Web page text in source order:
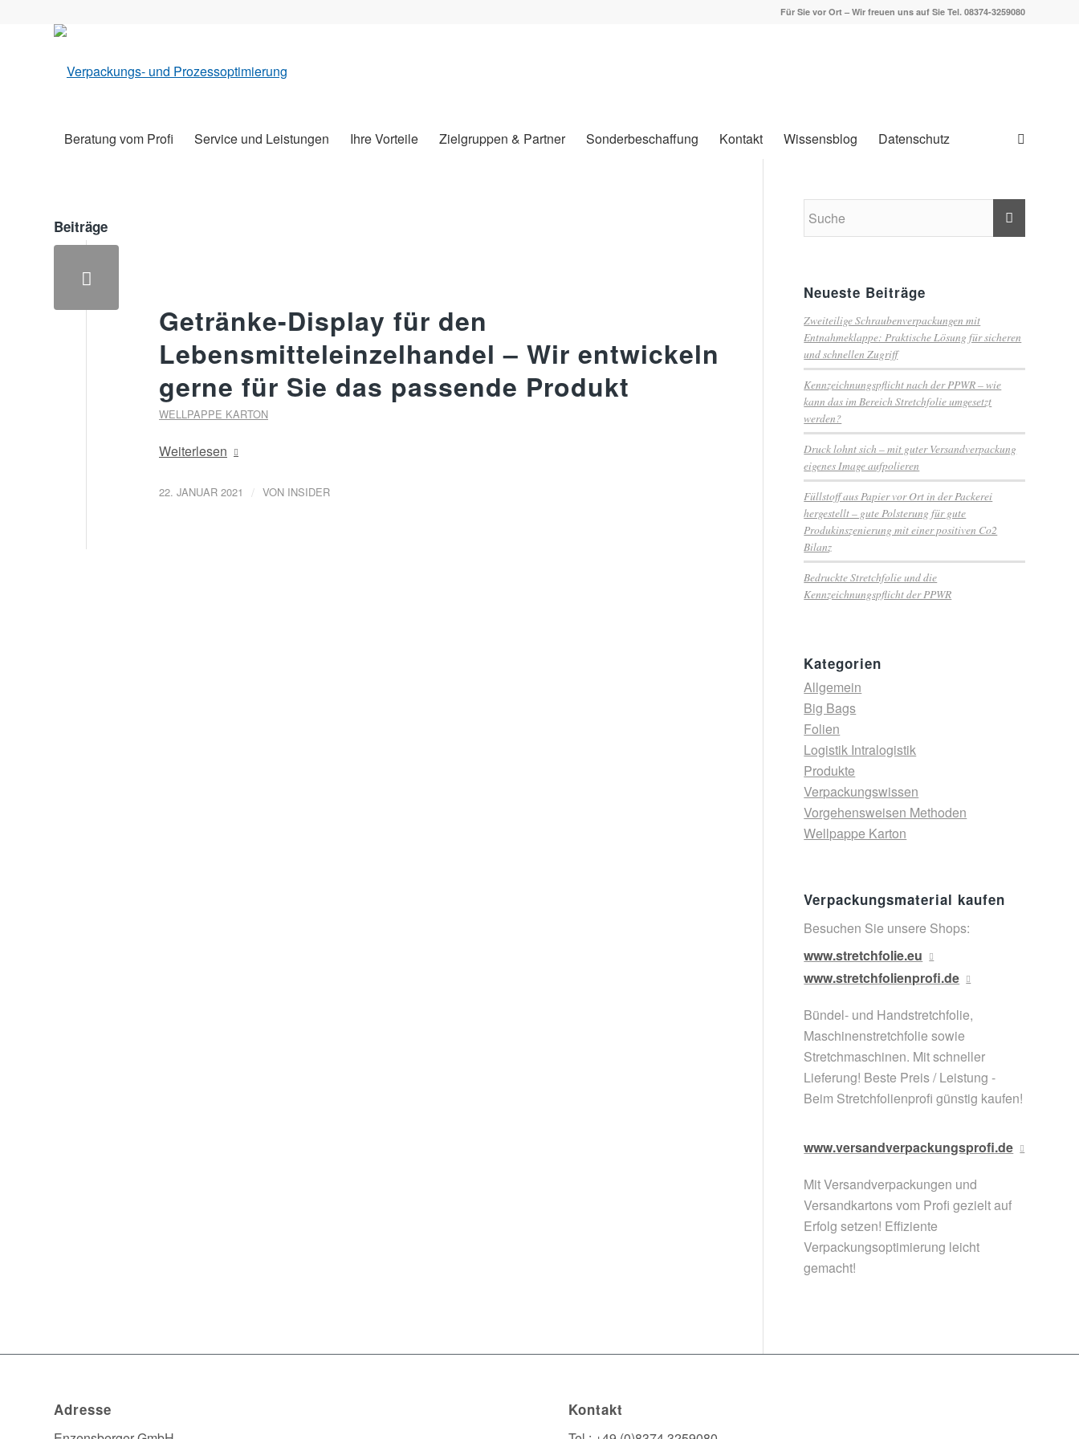
Für Sie vor Ort – Wir freuen uns auf Sie Tel. 08374-3259080
Beratung vom Profi Service und Leistungen Ihre Vorteile Zielgruppen & Partner Sonderbeschaffung Kontakt Wissensblog Datenschutz
Beiträge
Getränke-Display für den
Lebensmitteleinzelhandel – Wir entwickeln
gerne für Sie das passende Produkt
WELLPAPPE KARTON
Weiterlesen
22. JANUAR 2021 / VON INSIDER
Neueste Beiträge
Zweiteilige Schraubenverpackungen mit
Entnahmeklappe: Praktische Lösung für sicheren
und schnellen Zugriff
Kennzeichnungspflicht nach der PPWR – wie
kann das im Bereich Stretchfolie umgesetzt
werden?
Druck lohnt sich – mit guter Versandverpackung
eigenes Image aufpolieren
Füllstoff aus Papier vor Ort in der Packerei
hergestellt – gute Polsterung für gute
Produkinszenierung mit einer positiven Co2
Bilanz
Bedruckte Stretchfolie und die
Kennzeichnungspflicht der PPWR
Kategorien
Allgemein
Big Bags
Folien
Logistik Intralogistik
Produkte
Verpackungswissen
Vorgehensweisen Methoden
Wellpappe Karton
Verpackungsmaterial kaufen
Besuchen Sie unsere Shops:
www.stretchfolie.eu
www.stretchfolienprofi.de
Bündel- und Handstretchfolie,
Maschinenstretchfolie sowie
Stretchmaschinen. Mit schneller
Lieferung! Beste Preis / Leistung -
Beim Stretchfolienprofi günstig kaufen!
www.versandverpackungsprofi.de
Mit Versandverpackungen und
Versandkartons vom Profi gezielt auf
Erfolg setzen! Effiziente
Verpackungsoptimierung leicht
gemacht!
Adresse Kontakt